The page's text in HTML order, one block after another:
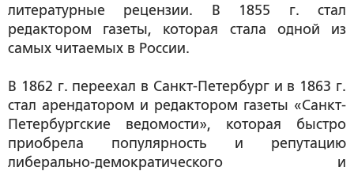
литературные рецензии. В 1855 г. стал
редактором газеты, которая стала одной из
самых читаемых в России.
В 1862 г. переехал в Санкт-Петербург и в 1863 г.
стал арендатором и редактором газеты «Санкт-
Петербургские ведомости», которая быстро
приобрела популярность и репутацию
либерально-демократического и